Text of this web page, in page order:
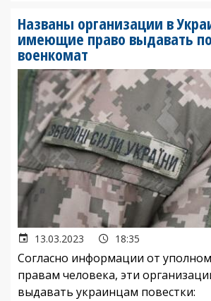
Названы организации в
имеющие право выдавать
военкомат
13.03.2023 18:35
Согласно информации от
правам человека, эти
выдавать украинцам повестки: